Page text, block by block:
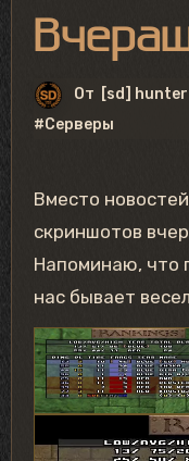
От [sd] hunter
#Серверы
Вместо новостей, просто несколько
скриншотов
Напоминаю, что
нас бывает